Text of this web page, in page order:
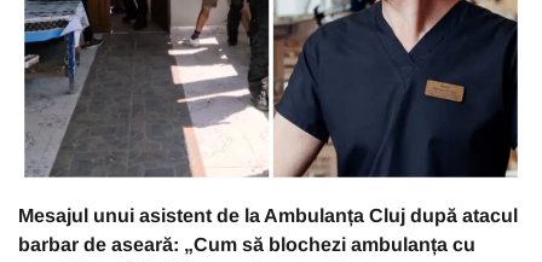
Mesajul unui asistent de la Ambulanța Cluj după atacul
barbar de aseară: „Cum să blochezi ambulanța cu